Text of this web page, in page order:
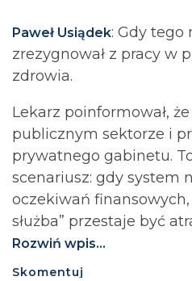
Paweł Usiądek: Gdy tego
zrezygnował z pracy w
zdrowia.
Lekarz poinformował,
publicznym sektorze i
prywatnego gabinetu.
scenariusz: gdy system
oczekiwań
służba” przestaje być
Rozwiń wpis...
Skomentuj